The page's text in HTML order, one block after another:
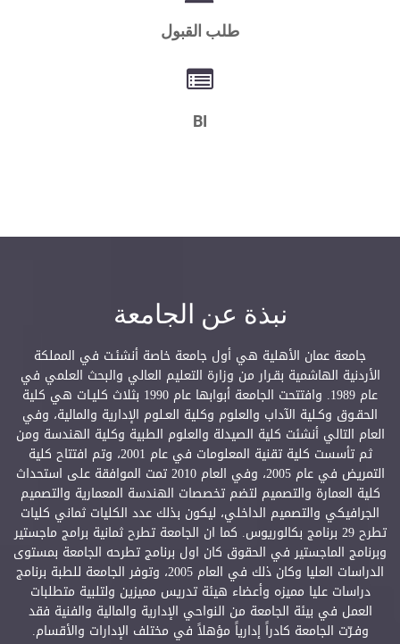
طلب القبول
BI
نبذة عن الجامعة
جامعة عمان الأهلية هي أول جامعة خاصة أنشئـت في المملكة
الأردنية الهاشمية بقـرار من وزارة التعليم العالي والبحث العلمي في
عام 1989. وافتتحت الجامعة أبوابها عام 1990 بثلاث كليـات هي كلية
الحقـوق وكـلية الآداب والعلوم وكلية العـلوم الإدارية والمالية، وفي
العام التالي أنشئت كلية الصيدلة والعلوم الطبية وكلية الهندسة ومن
ثم تأسست كلية تقنية المعلومات في عام 2001، وتم افتتاح كلية
التمريض في عام 2005، وفي العام 2010 تمت الموافقة على استحداث
كلية العمارة والتصميم لتضم تخصصات الهندسة المعمارية والتصميم
الجرافيكي والتصميم الداخلي، ليكون بذلك عدد الكليات ثماني كليات
تطرح 29 برنامج بكالوريوس. كما ان الجامعة تطرح ثمانية برامج ماجستير
وبرنامج الماجستير في الحقوق كان اول برنامج تطرحه الجامعة بمستوى
الدراسات العليا وكان ذلك في العام 2005، وتوفر الجامعة للطبة برنامج
دراسات عليا مميزه وأعضاء هيئة تدريس مميزين ولتلبية متطلبات
العمل في بيئة الجامعة من النواحي الإدارية والمالية والفنية فقد
وفـرّت الجامعة كادراً إدارياً مؤهلاً في مختلف الإدارات والأقسام.